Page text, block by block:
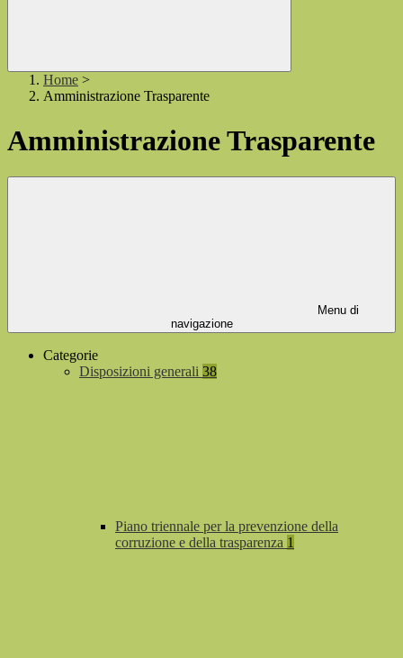
Home >
Amministrazione Trasparente
Amministrazione Trasparente
Menu di
navigazione
Categorie
Disposizioni generali 38
Piano triennale per la prevenzione della
corruzione e della trasparenza 1